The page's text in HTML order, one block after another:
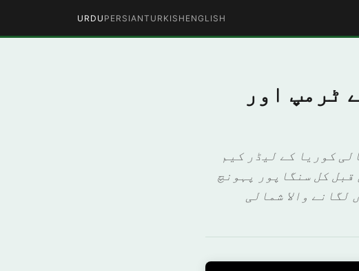
ENGLISH
TURKISH
PERSIAN
URDU
ٹرمپ اور
کوریا کے لیڈر کیم
قبل کل سنگاپور پہونچ
لگانے والا شمالی